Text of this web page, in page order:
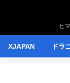
ヒ
XJAPAN ドラ